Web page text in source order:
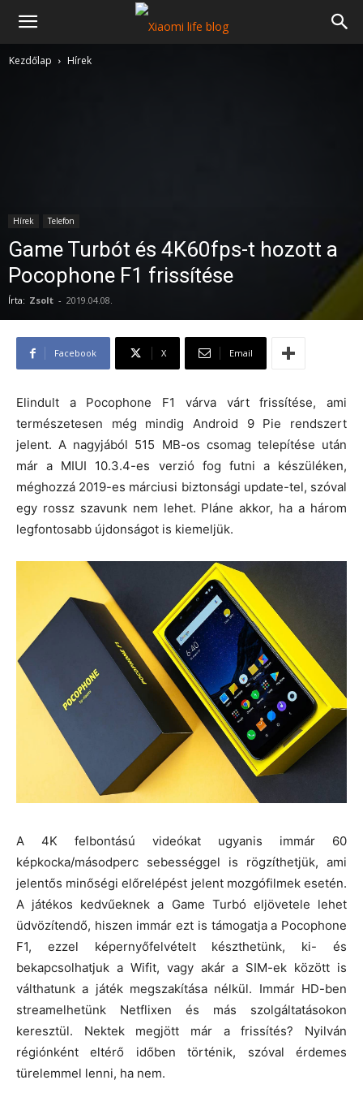
Kezdőlap Hírek
Hírek Telefon
Game Turbót és 4K60fps-t hozott a
Pocophone F1 frissítése
Írta: Zsolt - 2019.04.08.
Facebook X Email
Elindult a Pocophone F1 várva várt frissítése, ami
természetesen még mindig Android 9 Pie rendszert
jelent. A nagyjából 515 MB-os csomag telepítése után
már a MIUI 10.3.4-es verzió fog futni a készüléken,
méghozzá 2019-es márciusi biztonsági update-tel, szóval
egy rossz szavunk nem lehet. Pláne akkor, ha a három
legfontosabb újdonságot is kiemeljük.
A 4K felbontású videókat ugyanis immár 60
képkocka/másodperc sebességgel is rögzíthetjük, ami
jelentős minőségi előrelépést jelent mozgófilmek esetén.
A játékos kedvűeknek a Game Turbó eljövetele lehet
üdvözítendő, hiszen immár ezt is támogatja a Pocophone
F1, ezzel képernyőfelvételt készthetünk, ki- és
bekapcsolhatjuk a Wifit, vagy akár a SIM-ek között is
válthatunk a játék megszakítása nélkül. Immár HD-ben
streamelhetünk Netflixen és más szolgáltatásokon
keresztül. Nektek megjött már a frissítés? Nyilván
régiónként eltérő időben történik, szóval érdemes
türelemmel lenni, ha nem.